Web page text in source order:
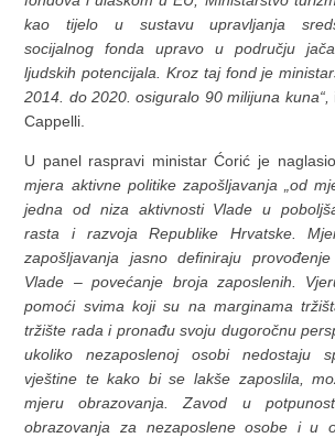
kao tijelo u sustavu upravljanja
socijalnog fonda upravo u području
ljudskih potencijala. Kroz taj fond je
2014. do 2020. osiguralo 90 milijuna kuna“,
Cappelli.
U panel raspravi ministar Ćorić je
mjera aktivne politike zapošljavanja „od
jedna od niza aktivnosti Vlade u
rasta i razvoja Republike Hrvatske.
zapošljavanja jasno definiraju
Vlade – povećanje broja zaposlenih.
pomoći svima koji su na marginama
tržište rada i pronađu svoju dugoročnu
ukoliko nezaposlenoj osobi nedostaju
vještine te kako bi se lakše zaposlila,
mjeru obrazovanja. Zavod u
obrazovanja za nezaposlene osobe i u